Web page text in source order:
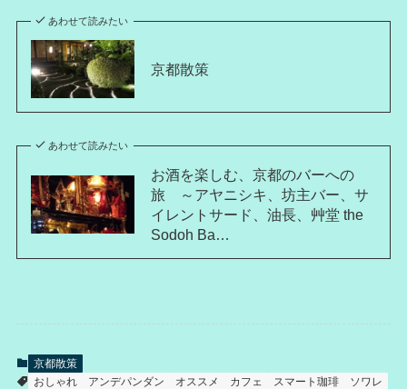
あわせて読みたい
京都散策
あわせて読みたい
お酒を楽しむ、京都のバーへの
旅 ～アヤニシキ、坊主バー、サ
イレントサード、油長、艸堂 the
Sodoh Ba…
京都散策
おしゃれ
アンデパンダン オススメ カフェ スマート珈琲
ソワレ